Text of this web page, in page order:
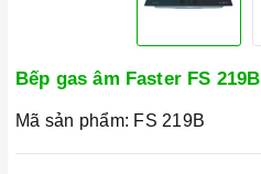
Bếp gas âm Faster FS 219B
Mã sản phẩm: FS 219B